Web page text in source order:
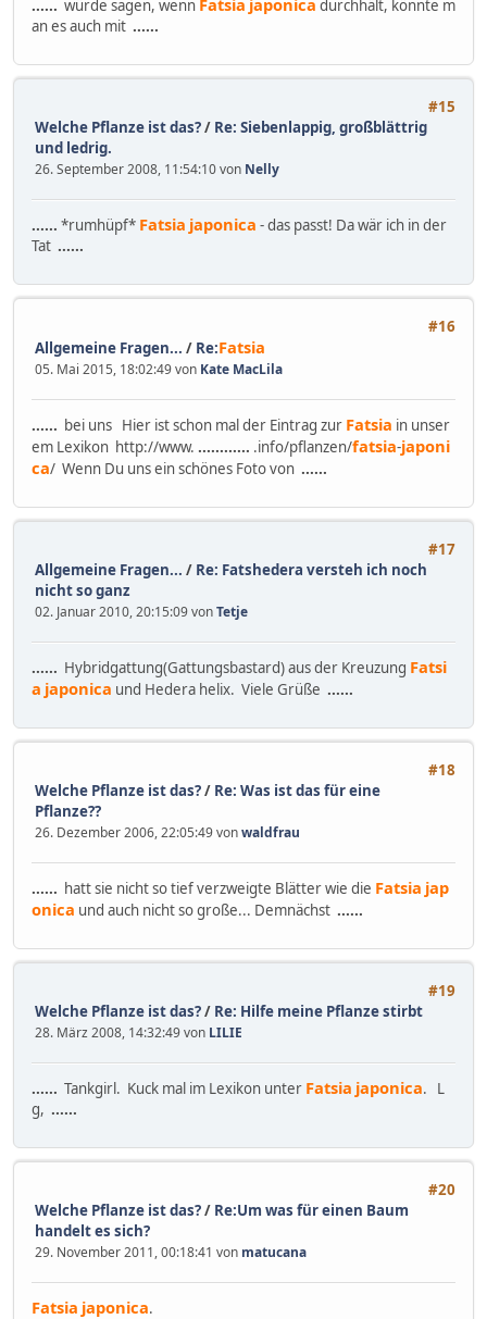
...... würde sagen, wenn Fatsia japonica durchhält, könnte m
an es auch mit ......
#15
Welche Pflanze ist das?/ Re: Siebenlappig, großblättrig
und ledrig.
26. September 2008, 11:54:10 von Nelly
...... *rumhüpf* Fatsia japonica - das passt! Da wär ich in der
Tat ......
#16
Allgemeine Fragen... / Re:Fatsia
05. Mai 2015, 18:02:49 von Kate MacLila
...... bei uns Hier ist schon mal der Eintrag zur Fatsia in unser
em Lexikon http://www. ............ .info/pflanzen/fatsia-japoni
ca/ Wenn Du uns ein schönes Foto von ......
#17
Allgemeine Fragen... / Re: Fatshedera versteh ich noch
nicht so ganz
02. Januar 2010, 20:15:09 vonTetje
...... Hybridgattung(Gattungsbastard) aus der Kreuzung Fatsi
a japonica und Hedera helix. Viele Grüße ......
#18
Welche Pflanze ist das?/ Re: Was ist das für eine
Pflanze??
26. Dezember 2006, 22:05:49 vonwaldfrau
...... hatt sie nicht so tief verzweigte Blätter wie die Fatsia jap
onica und auch nicht so große... Demnächst ......
#19
Welche Pflanze ist das?/ Re: Hilfe meine Pflanze stirbt
28. März 2008, 14:32:49 von LILIE
...... Tankgirl. Kuck mal im Lexikon unter Fatsia japonica. L
g, ......
#20
Welche Pflanze ist das?/ Re:Um was für einen Baum
handelt es sich?
29. November 2011, 00:18:41 von matucana
Fatsia japonica.